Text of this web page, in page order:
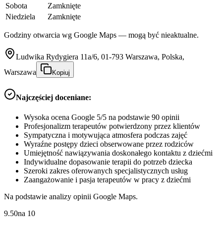
Sobota
Zamknięte
Niedziela
Zamknięte
Godziny otwarcia wg Google Maps — mogą być nieaktualne.
Ludwika Rydygiera 11a/6, 01-793 Warszawa, Polska,
Warszawa
Kopiuj
Najczęściej doceniane:
Wysoka ocena Google 5/5 na podstawie 90 opinii
Profesjonalizm terapeutów potwierdzony przez klientów
Sympatyczna i motywująca atmosfera podczas zajęć
Wyraźne postępy dzieci obserwowane przez rodziców
Umiejętność nawiązywania doskonałego kontaktu z dziećmi
Indywidualne dopasowanie terapii do potrzeb dziecka
Szeroki zakres oferowanych specjalistycznych usług
Zaangażowanie i pasja terapeutów w pracy z dziećmi
Na podstawie analizy opinii Google Maps.
9.50na 10